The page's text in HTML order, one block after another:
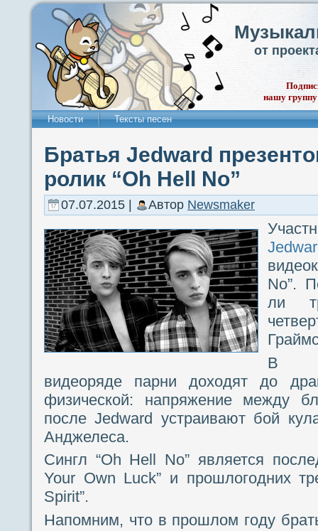
от
нашу
Новости Тексты песен
Братья Jedward
ролик “Oh Hell No”
07.07.2015 | Автор Newsmaker
No”.
ли
В
видеоряде парни доходят до
физической: напряжение между
после Jedward устраивают бой
Анджелеса.
Сингл “Oh Hell No” является
Your Own Luck” и прошлогодних
Spirit”.
Напомним, что в прошлом году